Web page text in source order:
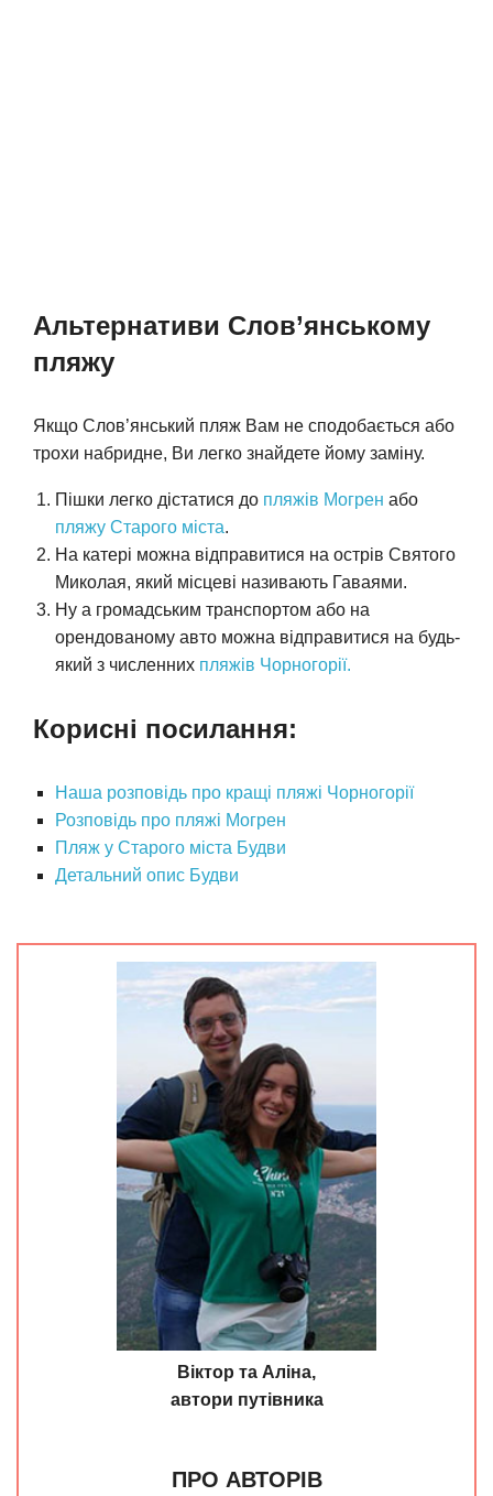
Альтернативи Слов’янському
пляжу
Якщо Слов’янський пляж Вам не сподобається або
трохи набридне, Ви легко знайдете йому заміну.
Пішки легко дістатися до пляжів Могрен або
пляжу Старого міста.
На катері можна відправитися на острів Святого
Миколая, який місцеві називають Гаваями.
Ну а громадським транспортом або на
орендованому авто можна відправитися на будь-
який з численних пляжів Чорногорії.
Корисні посилання:
Наша розповідь про кращі пляжі Чорногорії
Розповідь про пляжі Могрен
Пляж у Старого міста Будви
Детальний опис Будви
Віктор та Аліна,
автори путівника
ПРО АВТОРІВ